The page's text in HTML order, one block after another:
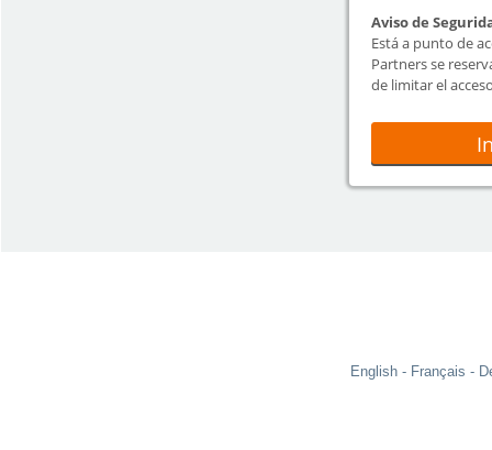
Aviso de
Está a punto de
Partners se
de limitar el
English Français